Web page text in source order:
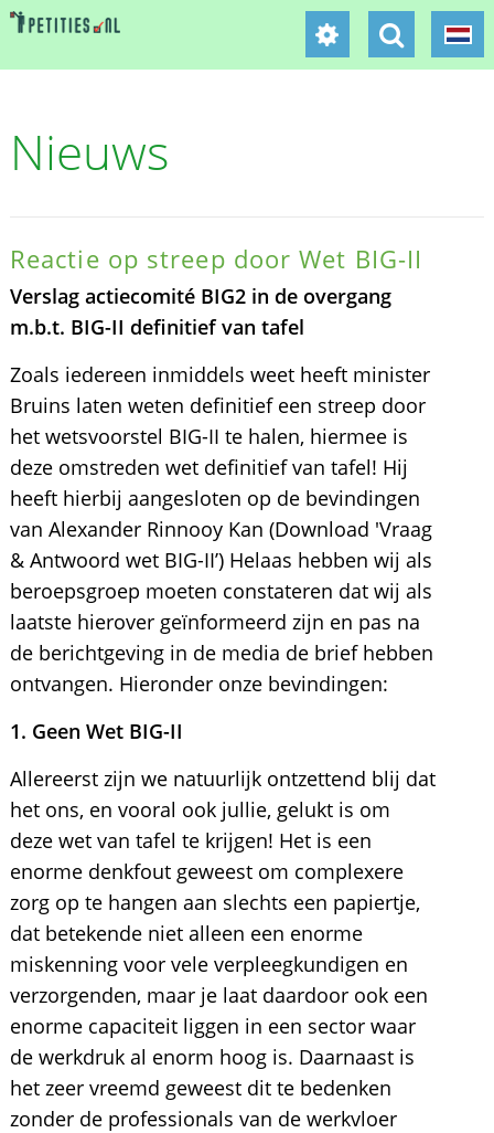
Nieuws
Reactie op streep door Wet BIG-II
Verslag actiecomité BIG2 in de overgang
m.b.t. BIG-II definitief van tafel
Zoals iedereen inmiddels weet heeft minister
Bruins laten weten definitief een streep door
het wetsvoorstel BIG-II te halen, hiermee is
deze omstreden wet definitief van tafel! Hij
heeft hierbij aangesloten op de bevindingen
van Alexander Rinnooy Kan (Download 'Vraag
& Antwoord wet BIG-II’) Helaas hebben wij als
beroepsgroep moeten constateren dat wij als
laatste hierover geïnformeerd zijn en pas na
de berichtgeving in de media de brief hebben
ontvangen. Hieronder onze bevindingen:
1. Geen Wet BIG-II
Allereerst zijn we natuurlijk ontzettend blij dat
het ons, en vooral ook jullie, gelukt is om
deze wet van tafel te krijgen! Het is een
enorme denkfout geweest om complexere
zorg op te hangen aan slechts een papiertje,
dat betekende niet alleen een enorme
miskenning voor vele verpleegkundigen en
verzorgenden, maar je laat daardoor ook een
enorme capaciteit liggen in een sector waar
de werkdruk al enorm hoog is. Daarnaast is
het zeer vreemd geweest dit te bedenken
zonder de professionals van de werkvloer